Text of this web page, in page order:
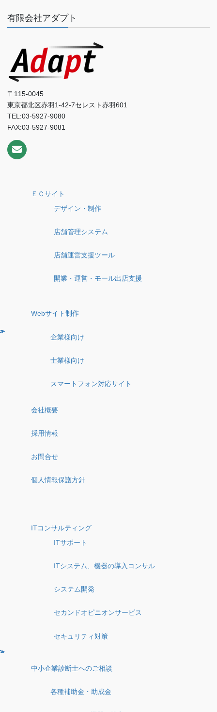
有限会社アダプト
〒115-0045
東京都北区赤羽1-42-7セレスト赤羽601
TEL:03-5927-9080
FAX:03-5927-9081
ＥＣサイト
デザイン・制作
店舗管理システム
店舗運営支援ツール
開業・運営・モール出店支援
Webサイト制作
企業様向け
士業様向け
スマートフォン対応サイト
会社概要
採用情報
お問合せ
個人情報保護方針
ITコンサルティング
ITサポート
ITシステム、機器の導入コンサル
システム開発
セカンドオピニオンサービス
セキュリティ対策
中小企業診断士へのご相談
各種補助金・助成金